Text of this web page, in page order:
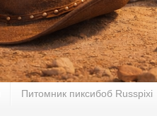
Питомник пиксибоб Russpixi